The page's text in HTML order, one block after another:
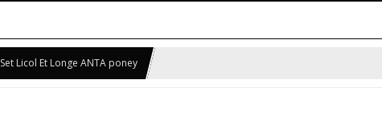
Set Licol Et Longe ANTA poney